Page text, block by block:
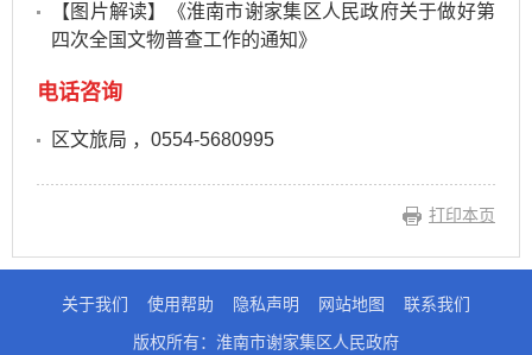
【图片解读】《淮南市谢家集区人民政府关于做好第
四次全国文物普查工作的通知》
电话咨询
区文旅局 ，0554-5680995
打印本页
关于我们 使用帮助 隐私声明 网站地图
联系我们
版权所有：淮南市谢家集区人民政府